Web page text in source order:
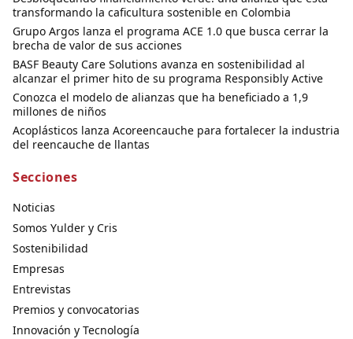
transformando la caficultura sostenible en Colombia
Grupo Argos lanza el programa ACE 1.0 que busca cerrar la
brecha de valor de sus acciones
BASF Beauty Care Solutions avanza en sostenibilidad al
alcanzar el primer hito de su programa Responsibly Active
Conozca el modelo de alianzas que ha beneficiado a 1,9
millones de niños
Acoplásticos lanza Acoreencauche para fortalecer la industria
del reencauche de llantas
Secciones
Noticias
Somos Yulder y Cris
Sostenibilidad
Empresas
Entrevistas
Premios y convocatorias
Innovación y Tecnología